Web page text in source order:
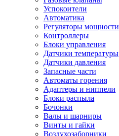
Успокоители
Автоматика
Регуляторы мощности
Контроллеры
Блоки управления
Датчики температуры
Датчики давления
Запасные части
Автоматы горения
Адаптеры и ниппели
Блоки распыла
Бочонки
Валы и шарниры
Винты и гайки
Воздухозаборники